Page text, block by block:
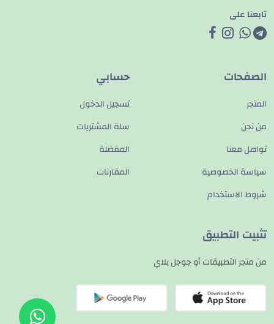
تابعنا على
الصفحات
المتجر
من نحن
تواصل معنا
سياسة الخصوصية
شروط الاستخدام
حسابي
تسجيل الدخول
سلة المشتريات
المفضلة
المقارنات
تثبيت التطبيق
من متجر التطبيقات أو جوجل بلاي